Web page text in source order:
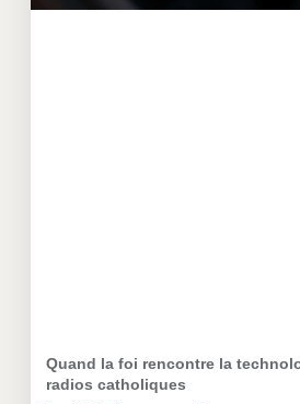
Quand la foi rencontre la
radios catholiques